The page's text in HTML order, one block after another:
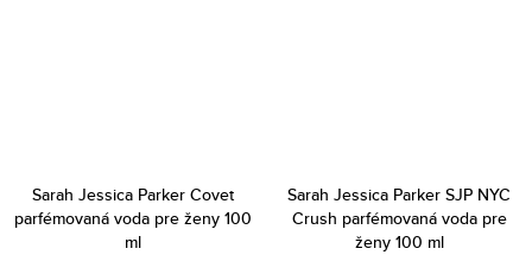
Sarah Jessica Parker Covet
parfémovaná voda pre ženy 100
ml
Sarah Jessica Parker SJP NYC
Crush parfémovaná voda pre
ženy 100 ml